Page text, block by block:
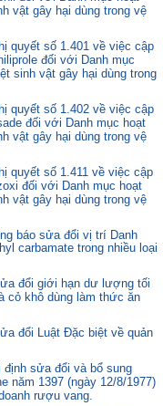
vật gây hại dùng trong vệ
quyết số 1.401 về việc cập
đối với Danh mục
sinh vật gây hại dùng trong
quyết số 1.402 về việc cập
đối với Danh mục hoạt
vật gây hại dùng trong vệ
quyết số 1.411 về việc cập
đối với Danh mục hoạt
vật gây hại dùng trong vệ
báo sửa đổi vị trí Danh
carbamate trong nhiều loại
đổi giới hạn dư lượng tối
cỏ khô dùng làm thức ăn
đổi Luật Đặc biệt về quản
định sửa đổi và bổ sung
năm 1397 (ngày 12/8/1977)
rượu vang.